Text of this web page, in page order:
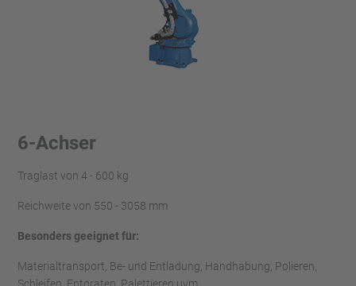
6-Achser
Traglast von 4 - 600 kg
Reichweite von 550 - 3058 mm
Besonders geeignet für:
Materialtransport, Be- und Entladung, Handhabung, Polieren,